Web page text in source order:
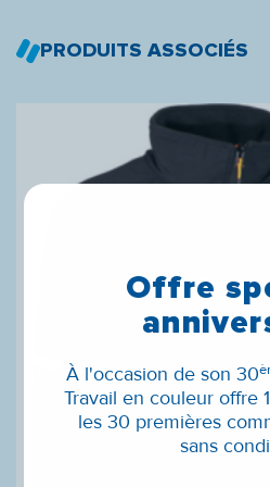
PRODUITS ASSOCIÉS
Offre
À l'occasion de son 30
Travail en couleur offre
les 30 premières
sans